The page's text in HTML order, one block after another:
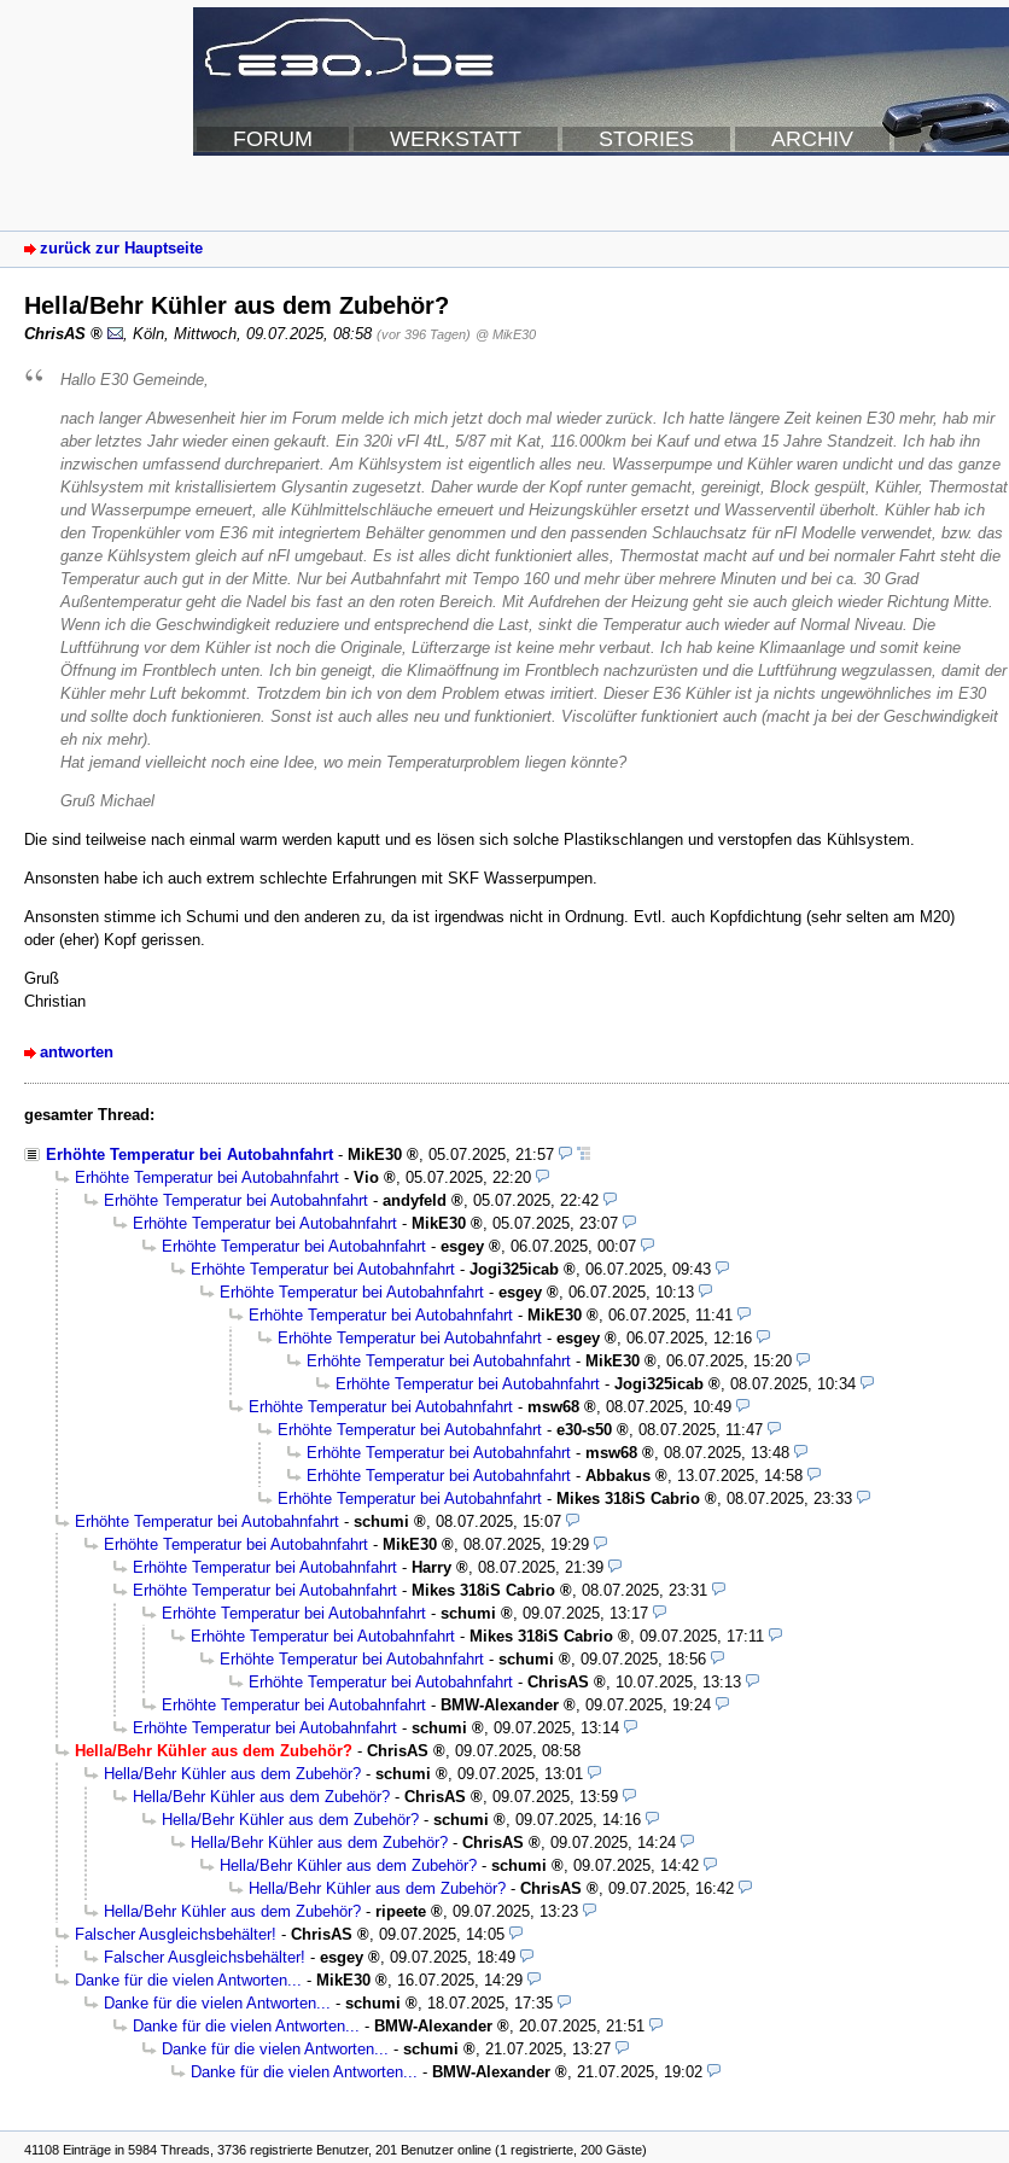
FORUM WERKSTATT STORIES ARCHIV
zurück zur Hauptseite
Hella/Behr Kühler aus dem Zubehör?
ChrisAS Köln Mittwoch, 09.07.2025, 08:58 (vor 396 Tagen) @ MikE30
Hallo E30 Gemeinde,
nach langer Abwesenheit hier im Forum melde ich mich jetzt doch mal wieder zurück. Ich hatte längere Zeit keinen E30 mehr, hab mir
aber letztes Jahr wieder einen gekauft. Ein 320i vFl 4tL, 5/87 mit Kat, 116.000km bei Kauf und etwa 15 Jahre Standzeit. Ich hab ihn
inzwischen umfassend durchrepariert. Am Kühlsystem ist eigentlich alles neu. Wasserpumpe und Kühler waren undicht und das ganze
Kühlsystem mit kristallisiertem Glysantin zugesetzt. Daher wurde der Kopf runter gemacht, gereinigt, Block gespült, Kühler, Thermostat
und Wasserpumpe erneuert, alle Kühlmittelschläuche erneuert und Heizungskühler ersetzt und Wasserventil überholt. Kühler hab ich
den Tropenkühler vom E36 mit integriertem Behälter genommen und den passenden Schlauchsatz für nFl Modelle verwendet, bzw. das
ganze Kühlsystem gleich auf nFl umgebaut. Es ist alles dicht funktioniert alles, Thermostat macht auf und bei normaler Fahrt steht die
Temperatur auch gut in der Mitte. Nur bei Autbahnfahrt mit Tempo 160 und mehr über mehrere Minuten und bei ca. 30 Grad
Außentemperatur geht die Nadel bis fast an den roten Bereich. Mit Aufdrehen der Heizung geht sie auch gleich wieder Richtung Mitte.
Wenn ich die Geschwindigkeit reduziere und entsprechend die Last, sinkt die Temperatur auch wieder auf Normal Niveau. Die
Luftführung vor dem Kühler ist noch die Originale, Lüfterzarge ist keine mehr verbaut. Ich hab keine Klimaanlage und somit keine
Öffnung im Frontblech unten. Ich bin geneigt, die Klimaöffnung im Frontblech nachzurüsten und die Luftführung wegzulassen, damit der
Kühler mehr Luft bekommt. Trotzdem bin ich von dem Problem etwas irritiert. Dieser E36 Kühler ist ja nichts ungewöhnliches im E30
und sollte doch funktionieren. Sonst ist auch alles neu und funktioniert. Viscolüfter funktioniert auch (macht ja bei der Geschwindigkeit
eh nix mehr).
Hat jemand vielleicht noch eine Idee, wo mein Temperaturproblem liegen könnte?
Gruß Michael
Die sind teilweise nach einmal warm werden kaputt und es lösen sich solche Plastikschlangen und verstopfen das Kühlsystem.
Ansonsten habe ich auch extrem schlechte Erfahrungen mit SKF Wasserpumpen.
Ansonsten stimme ich Schumi und den anderen zu, da ist irgendwas nicht in Ordnung. Evtl. auch Kopfdichtung (sehr selten am M20)
oder (eher) Kopf gerissen.
Gruß
Christian
antworten
gesamter Thread:
Erhöhte Temperatur bei Autobahnfahrt- MikE30
05.07.2025, 21:57
Erhöhte Temperatur bei Autobahnfahrt - Vio
05.07.2025, 22:20
Erhöhte Temperatur bei Autobahnfahrt - andyfeld
05.07.2025, 22:42
Erhöhte Temperatur bei Autobahnfahrt - MikE30
05.07.2025, 23:07
Erhöhte Temperatur bei Autobahnfahrt - esgey
06.07.2025, 00:07
Erhöhte Temperatur bei Autobahnfahrt - Jogi325icab
06.07.2025, 09:43
Erhöhte Temperatur bei Autobahnfahrt - esgey
06.07.2025, 10:13
Erhöhte Temperatur bei Autobahnfahrt - MikE30
06.07.2025, 11:41
Erhöhte Temperatur bei Autobahnfahrt - esgey
06.07.2025, 12:16
Erhöhte Temperatur bei Autobahnfahrt - MikE30
06.07.2025, 15:20
Erhöhte Temperatur bei Autobahnfahrt - Jogi325icab
08.07.2025, 10:34
Erhöhte Temperatur bei Autobahnfahrt - msw68
08.07.2025, 10:49
Erhöhte Temperatur bei Autobahnfahrt - e30-s50
08.07.2025, 11:47
Erhöhte Temperatur bei Autobahnfahrt - msw68
08.07.2025, 13:48
Erhöhte Temperatur bei Autobahnfahrt - Abbakus
13.07.2025, 14:58
Erhöhte Temperatur bei Autobahnfahrt - Mikes 318iS Cabrio
08.07.2025, 23:33
Erhöhte Temperatur bei Autobahnfahrt - schumi
08.07.2025, 15:07
Erhöhte Temperatur bei Autobahnfahrt - MikE30
08.07.2025, 19:29
Erhöhte Temperatur bei Autobahnfahrt - Harry
08.07.2025, 21:39
Erhöhte Temperatur bei Autobahnfahrt - Mikes 318iS Cabrio
08.07.2025, 23:31
Erhöhte Temperatur bei Autobahnfahrt - schumi
09.07.2025, 13:17
Erhöhte Temperatur bei Autobahnfahrt - Mikes 318iS Cabrio
09.07.2025, 17:11
Erhöhte Temperatur bei Autobahnfahrt - schumi
09.07.2025, 18:56
Erhöhte Temperatur bei Autobahnfahrt - ChrisAS
10.07.2025, 13:13
Erhöhte Temperatur bei Autobahnfahrt - BMW-Alexander
09.07.2025, 19:24
Erhöhte Temperatur bei Autobahnfahrt - schumi
09.07.2025, 13:14
Hella/Behr Kühler aus dem Zubehör? - ChrisAS
09.07.2025, 08:58
Hella/Behr Kühler aus dem Zubehör? - schumi
09.07.2025, 13:01
Hella/Behr Kühler aus dem Zubehör? - ChrisAS
09.07.2025, 13:59
Hella/Behr Kühler aus dem Zubehör? - schumi
09.07.2025, 14:16
Hella/Behr Kühler aus dem Zubehör? - ChrisAS
09.07.2025, 14:24
Hella/Behr Kühler aus dem Zubehör? - schumi
09.07.2025, 14:42
Hella/Behr Kühler aus dem Zubehör? - ChrisAS
09.07.2025, 16:42
Hella/Behr Kühler aus dem Zubehör? - ripeete
09.07.2025, 13:23
Falscher Ausgleichsbehälter! - ChrisAS
09.07.2025, 14:05
Falscher Ausgleichsbehälter! - esgey
09.07.2025, 18:49
Danke für die vielen Antworten...
- MikE30
16.07.2025, 14:29
Danke für die vielen Antworten...
- schumi
18.07.2025, 17:35
Danke für die vielen Antworten...
- BMW-Alexander
20.07.2025, 21:51
Danke für die vielen Antworten...
- schumi
21.07.2025, 13:27
Danke für die vielen Antworten...
- BMW-Alexander 21.07.2025, 19:02
41108 Einträge in 5984 Threads, 3736 registrierte Benutzer, 201 Benutzer online (1 registrierte, 200 Gäste)